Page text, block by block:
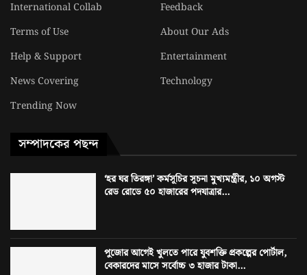
International Collab
Feedback
Terms of Use
About Our Ads
Help & Support
Entertainment
News Covering
Technology
Trending Now
সম্পাদকের পছন্দ
‘হর ঘর তিরঙ্গা’ কর্মসূচির সূচনা মুখ্যমন্ত্রীর, ১০ অগস্ট
রেড রোডে ৫০ হাজারের পদযাত্রার...
পুজোর আগেই খুলতে পারে যুবশক্তি প্রকল্পের পোর্টাল,
বেকারদের মাসে সর্বোচ্চ ৩ হাজার টাকা...